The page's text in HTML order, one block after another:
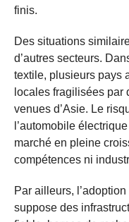
finis.
Des situations
d’autres secteurs.
textile, plusieurs pays
locales fragilisées par
venues d’Asie. Le
l’automobile
marché en pleine
compétences ni
Par ailleurs,
suppose des